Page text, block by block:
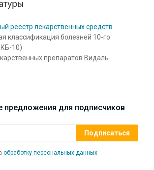
реестр лекарственных средств
классификация болезней 10-го
10)
препаратов Видаль
предложения для подписчиков
обработку персональных данных